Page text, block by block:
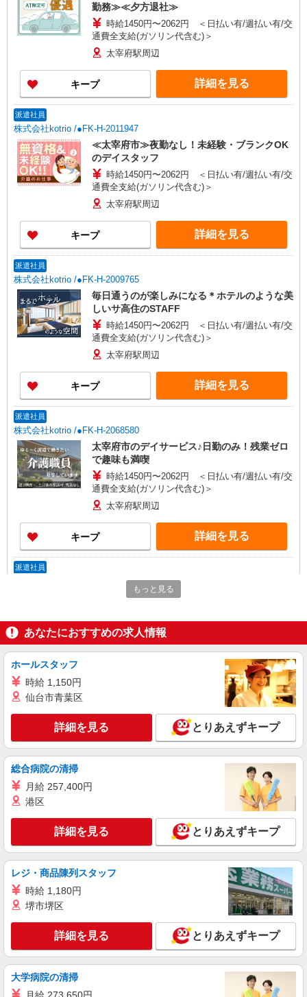
勤務≫≪夕方退社≫
時給1450円〜2062円 ＜日払い有/週払い有/交
通費全支給(ガソリン代含む)＞
太宰府駅周辺
キープ 詳細を見る
派遣社員
株式会社kotrio /●FK-H-2011947
≪太宰府市≫夜勤なし！未経験・ブランクOK
のデイスタッフ
時給1450円〜2062円 ＜日払い有/週払い有/交
通費全支給(ガソリン代含む)＞
太宰府駅周辺
キープ 詳細を見る
派遣社員
株式会社kotrio /●FK-H-2009765
毎日通うのが楽しみになる＊ホテルのような美
しいサ高住のSTAFF
時給1450円〜2062円 ＜日払い有/週払い有/交
通費全支給(ガソリン代含む)＞
太宰府駅周辺
キープ 詳細を見る
派遣社員
株式会社kotrio /●FK-H-2068580
太宰府市のデイサービス♪日勤のみ！残業ゼロ
で趣味も満喫
時給1450円〜2062円 ＜日払い有/週払い有/交
通費全支給(ガソリン代含む)＞
太宰府駅周辺
キープ 詳細を見る
派遣社員
株式会社kotrio /●FK-H-2020457
太宰府市★未経験OKの人間関係に悩まない職
時給1450円〜2062円 ＜日払い有/週払い有/交
通費全支給(ガソリン代含む)＞
キープ 詳細を見る
株式会社kotrio /●FK-H-2012217
太宰府市｜未経験でも大丈夫◎研修が手厚い有
時給1450円〜2062円 ＜日払い有/週払い有/交
通費全支給(ガソリン代含む)＞
キープ 詳細を見る
派遣社員
株式会社kotrio /●FK-H-2066826
太宰府市＊グループホームSTAFF＊経験不問
時給1450円〜2062円 ＜日払い有/週払い有/交
通費全支給(ガソリン代含む)＞
太宰府駅周辺
キープ 詳細を見る
もっと見る
あなたにおすすめの求人情報
ホールスタッフ
時給 1,150円
仙台市青葉区
詳細を見る とりあえずキープ
総合病院の清掃
月給 257,400円
港区
詳細を見る とりあえずキープ
レジ・商品陳列スタッフ
時給 1,180円
堺市堺区
詳細を見る とりあえずキープ
大学病院の清掃